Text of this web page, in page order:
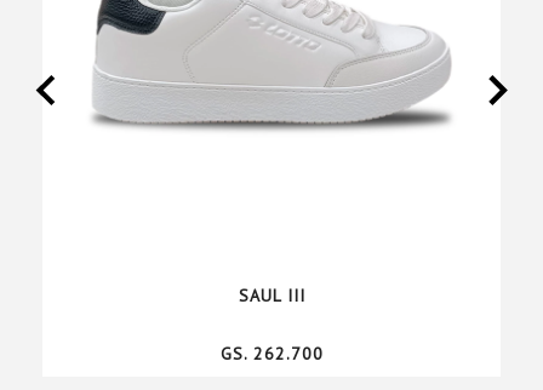
SAUL III
GS. 262.700